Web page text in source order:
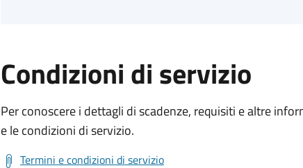
Condizioni di servizio
Per conoscere i dettagli di scadenze, requisiti e altre
e le condizioni di servizio.
Termini e condizioni di servizio